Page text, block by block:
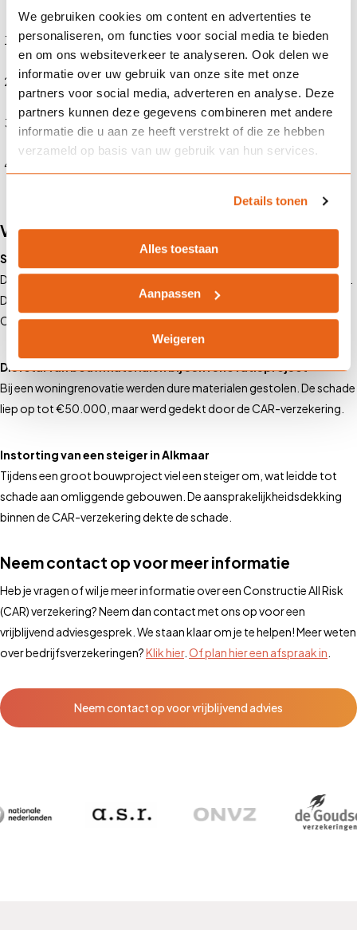
We gebruiken cookies om content en advertenties te
personaliseren, om functies voor social media te bieden
en om ons websiteverkeer te analyseren. Ook delen we
informatie over uw gebruik van onze site met onze
partners voor social media, adverteren en analyse. Deze
partners kunnen deze gegevens combineren met andere
informatie die u aan ze heeft verstrekt of die ze hebben
verzameld op basis van uw gebruik van hun services.
Details tonen
Alles toestaan
Aanpassen
Weigeren
Risicoanalyse:We brengen de risico’s van jouw bouwproject in
kaart.
Vergelijking van verzekeraars:We zoeken de beste dekking
tegen de scherpste premie.
Preventieadvies:
We adviseren over risicobeheer en
schadepreventie.
Voorbeelden van schades in de bouw
Stormschade aan een bouwplaats in Noord-Holland
Door een zware storm stortte een gedeeltelijk opgetrokken pand in.
De kosten van de schade bedroegen ruim €200.000. Dankzij de
CAR-verzekering werd dit bedrag vergoed.
Diefstal van bouwmaterialen bij een renovatieproject
Bij een woningrenovatie werden dure materialen gestolen. De schade
liep op tot €50.000, maar werd gedekt door de CAR-verzekering.
Instorting van een steiger in Alkmaar
Tijdens een groot bouwproject viel een steiger om, wat leidde tot
schade aan omliggende gebouwen. De aansprakelijkheidsdekking
binnen de CAR-verzekering dekte de schade.
Neem contact op voor meer informatie
Heb je vragen of wil je meer informatie over een Constructie All Risk
(CAR) verzekering? Neem dan contact met ons op voor een
vrijblijvend adviesgesprek. We staan klaar om je te helpen! Meer weten
over bedrijfsverzekeringen?Klik hier. Of plan hier een afspraak in
Neem contact op voor vrijblijvend advies